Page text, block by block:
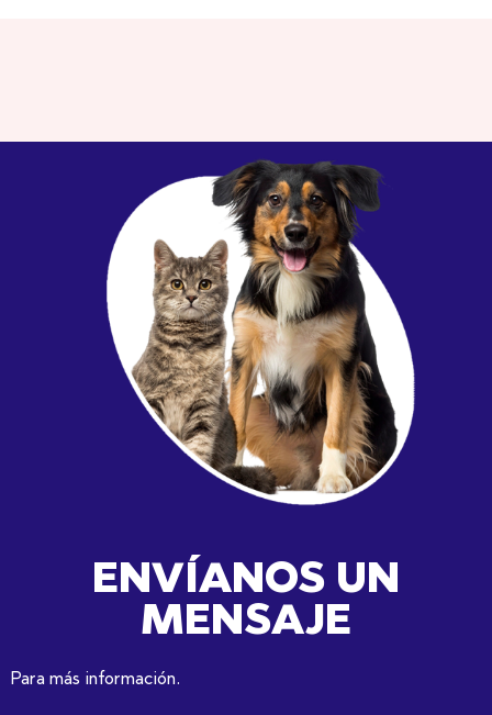
ENVÍANOS UN
MENSAJE
Para más información.